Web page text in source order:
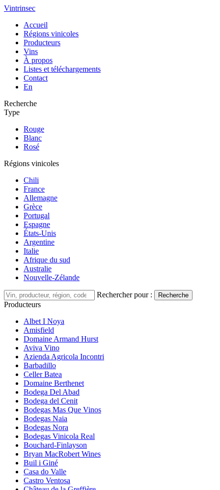
Vintrinsec
Accueil
Régions vinicoles
Producteurs
Vins
À propos
Listes et téléchargements
Contact
En
Recherche
Type
Rouge
Blanc
Rosé
Régions vinicoles
Chili
France
Allemagne
Grèce
Portugal
Espagne
États-Unis
Argentine
Italie
Afrique du sud
Australie
Nouvelle-Zélande
Rechercher pour : Recherche
Producteurs
Albet I Noya
Amisfield
Domaine Armand Hurst
Aviva Vino
Azienda Agricola Incontri
Barbadillo
Celler Batea
Domaine Berthenet
Bodega Del Abad
Bodega del Cenit
Bodegas Mas Que Vinos
Bodegas Naia
Bodegas Nora
Bodegas Vinicola Real
Bouchard-Finlayson
Bryan MacRobert Wines
Buil i Giné
Casa do Valle
Castro Ventosa